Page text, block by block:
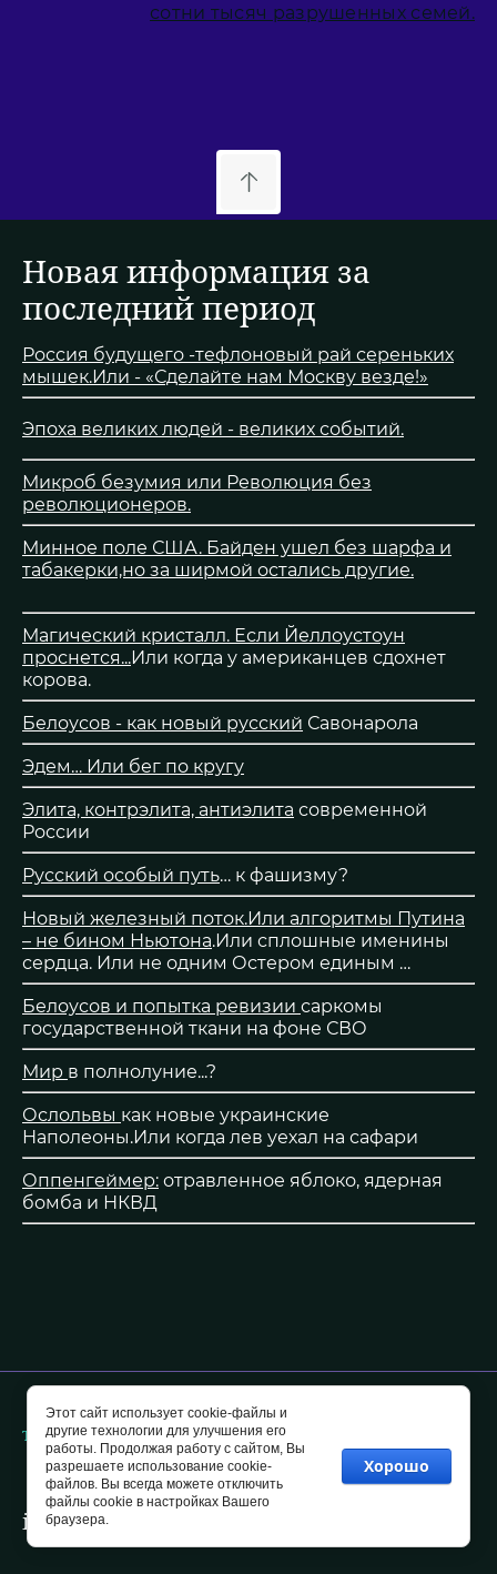
сотни тысяч разрушенных семей.
Новая информация за
последний период
Россия будущего -тефлоновый рай сереньких
мышек.Или - «Сделайте нам Москву везде!»
Эпоха великих людей - великих событий.
Микроб безумия или Революция без
революционеров.
Минное поле США. Байден ушел без шарфа и
табакерки,но за ширмой остались другие.
Магический кристалл. Если Йеллоустоун
проснется...Или когда у американцев сдохнет
корова.
Белоусов - как новый русский Савонарола
Эдем… Или бег по кругу
Элита, контрэлита, антиэлита современной
России
Русский особый путь… к фашизму?
Новый железный поток.Или алгоритмы Путина
– не бином Ньютона.Или сплошные именины
сердца. Или не одним Остером единым …
Белоусов и попытка ревизии саркомы
государственной ткани на фоне СВО
Мир в полнолуние...?
Ослольвы как новые украинские
Наполеоны.Или когда лев уехал на сафари
Оппенгеймер: отравленное яблоко, ядерная
бомба и НКВД
Телефон ; E-mail:
+7 (923) 428-69-77
-
info@tangaranews.ru
Этот сайт использует cookie-файлы и
другие технологии для улучшения его
работы. Продолжая работу с сайтом, Вы
разрешаете использование cookie-
файлов. Вы всегда можете отключить
файлы cookie в настройках Вашего
браузера.
Хорошо